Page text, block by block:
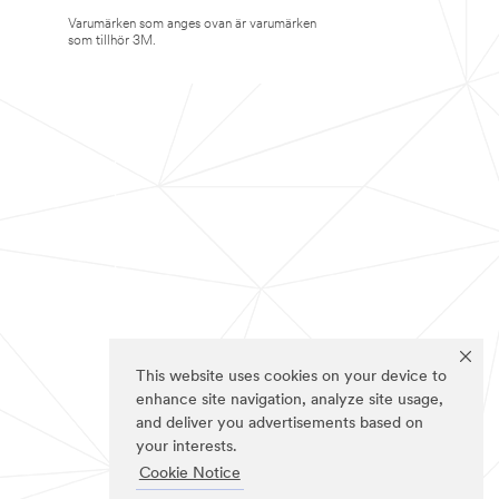
This website uses cookies on your device to
enhance site navigation, analyze site usage,
and deliver you advertisements based on
your interests.
Cookie Notice
Varumärken som anges ovan är varumärken
som tillhör 3M.